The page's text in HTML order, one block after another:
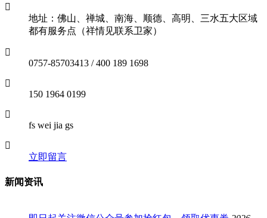
地址：佛山、禅城、南海、顺德、高明、三水五大区域
都有服务点（祥情见联系卫家）
0757-85703413 / 400 189 1698
150 1964 0199
fs wei jia gs
立即留言
新闻资讯